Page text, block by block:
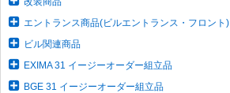
エントランス商品(ビルエントランス・フロント)
ビル関連商品
EXIMA 31 イージーオーダー組立品
BGE 31 イージーオーダー組立品